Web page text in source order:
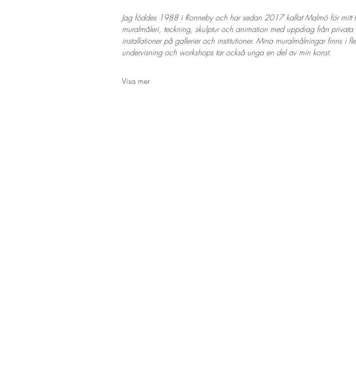
Jag föddes 1988 i Ronneby och har sedan 2017 kallat Malmö för mitt
muralmåleri, teckning, skulptur och animation med uppdrag från
installationer på gallerier och institutioner. Mina muralmålningar finns i
undervisning och workshops tar också unga en del av min konst.
Visa mer